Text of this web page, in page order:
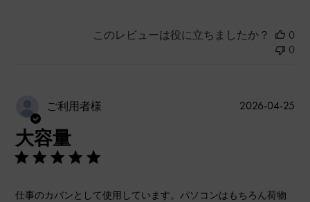
このレビューは役に立ちましたか？
0
0
ご利用者様
大容量
仕事のカバンとして使用しています。パソコンはもちろん荷物
公
2026-04-25